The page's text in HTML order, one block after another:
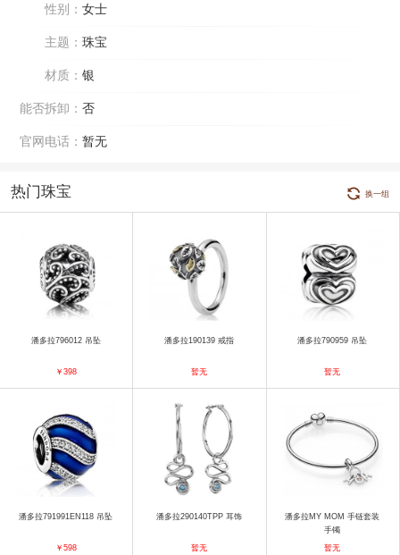
性别： 女士
主题： 珠宝
材质： 银
能否拆卸： 否
官网电话： 暂无
热门珠宝 换一组
潘多拉796012 吊坠
￥398
潘多拉190139 戒指
暂无
潘多拉790959 吊坠
暂无
潘多拉791991EN118 吊坠
￥598
潘多拉290140TPP 耳饰
暂无
潘多拉MY MOM 手链套装
手镯
暂无